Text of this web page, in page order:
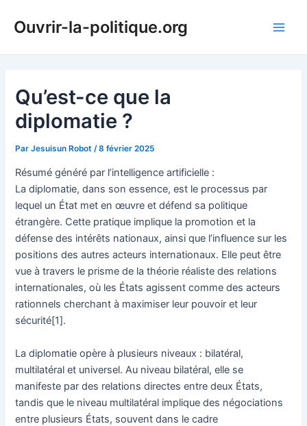
Ouvrir-la-politique.org
Qu’est-ce que la
diplomatie ?
ParJesuisun Robot /8 février 2025
Résumé généré par l’intelligence artificielle :
La diplomatie, dans son essence, est le processus par
lequel un État met en œuvre et défend sa politique
étrangère. Cette pratique implique la promotion et la
défense des intérêts nationaux, ainsi que l’influence sur les
positions des autres acteurs internationaux. Elle peut être
vue à travers le prisme de la théorie réaliste des relations
internationales, où les États agissent comme des acteurs
rationnels cherchant à maximiser leur pouvoir et leur
sécurité[1].
La diplomatie opère à plusieurs niveaux : bilatéral,
multilatéral et universel. Au niveau bilatéral, elle se
manifeste par des relations directes entre deux États,
tandis que le niveau multilatéral implique des négociations
entre plusieurs États, souvent dans le cadre